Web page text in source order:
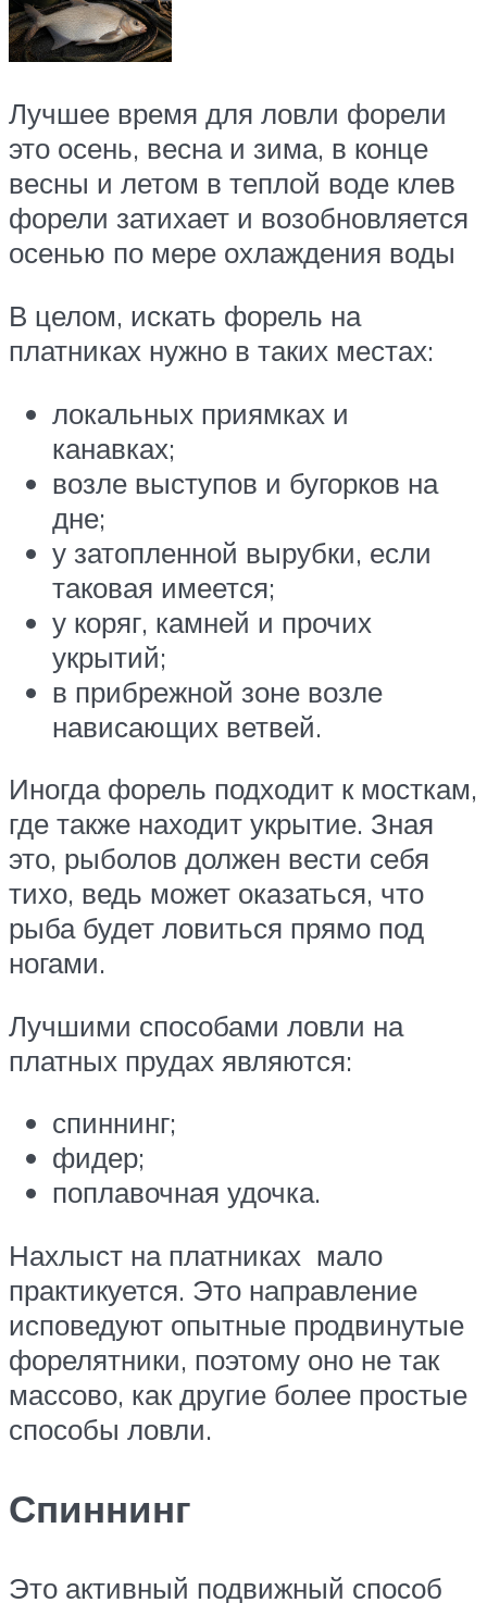
Лучшее время для ловли форели
это осень, весна и зима, в конце
весны и летом в теплой воде клев
форели затихает и возобновляется
осенью по мере охлаждения воды
В целом, искать форель на
платниках нужно в таких местах:
локальных приямках и
канавках;
возле выступов и бугорков на
дне;
у затопленной вырубки, если
таковая имеется;
у коряг, камней и прочих
укрытий;
в прибрежной зоне возле
нависающих ветвей.
Иногда форель подходит к мосткам,
где также находит укрытие. Зная
это, рыболов должен вести себя
тихо, ведь может оказаться, что
рыба будет ловиться прямо под
ногами.
Лучшими способами ловли на
платных прудах являются:
спиннинг;
фидер;
поплавочная удочка.
Нахлыст на платниках мало
практикуется. Это направление
исповедуют опытные продвинутые
форелятники, поэтому оно не так
массово, как другие более простые
способы ловли.
Спиннинг
Это активный подвижный способ